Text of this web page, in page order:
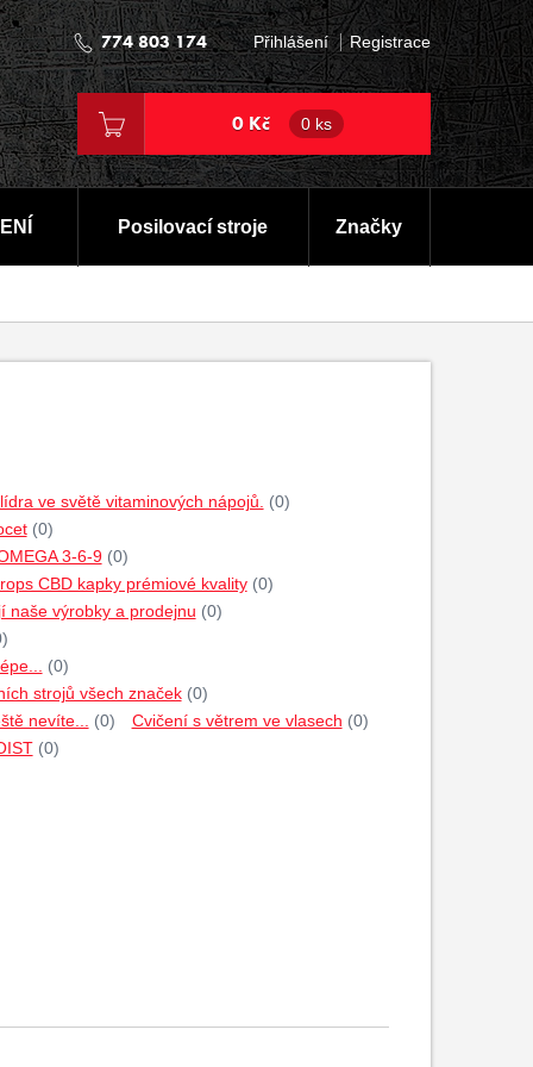
774 803 174 Přihlášení Registrace
0 Kč 0 ks
Posilovací stroje Značky
ve světě vitaminových nápojů.
(0)
(0)
3-6-9 (0)
CBD kapky prémiové kvality (0)
naše výrobky a prodejnu (0)
(0)
strojů všech značek (0)
nevíte...
(0) Cvičení s větrem ve vlasech (0)
(0)